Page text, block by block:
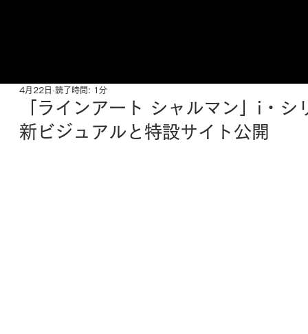
「ラインアート シャルマン」i・シ
新ビジュアルと特設サイト公開
4月22日 読了時間: 1分